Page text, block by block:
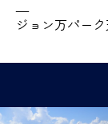
—
ジョン万パー